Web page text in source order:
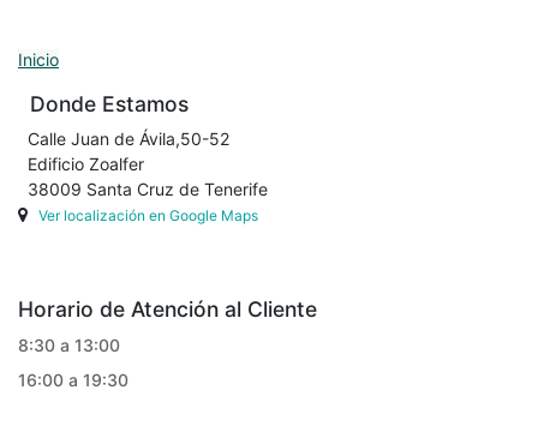
Inicio
Donde Estamos
Calle Juan de Ávila,50-52
Edificio Zoalfer
38009 Santa Cruz de Tenerife
Ver localización en Google Maps
Horario de Atención al Cliente
8:30 a 13:00
16:00 a 19:30